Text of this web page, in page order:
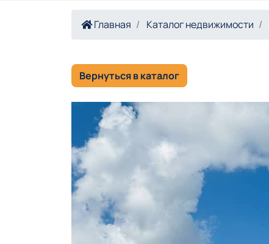
Главная Каталог недвижимости
Вернуться в каталог